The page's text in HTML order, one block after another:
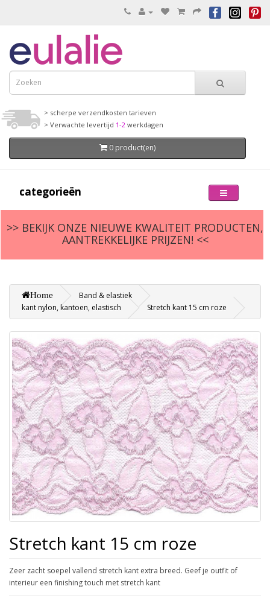
> scherpe verzendkosten tarieven
> Verwachte levertijd 1-2 werkdagen
0 product(en)
categorieën
>> BEKIJK ONZE NIEUWE KWALITEIT PRODUCTEN,
AANTREKKELIJKE PRIJZEN! <<
Home
Band & elastiek
kant nylon, kantoen, elastisch
Stretch kant 15 cm roze
Stretch kant 15 cm roze
Zeer zacht soepel vallend stretch kant extra breed. Geef je outfit of
interieur een finishing touch met stretch kant